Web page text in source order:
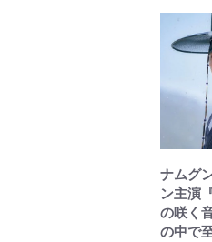
ナムグ
ン主演
の咲く
の中で